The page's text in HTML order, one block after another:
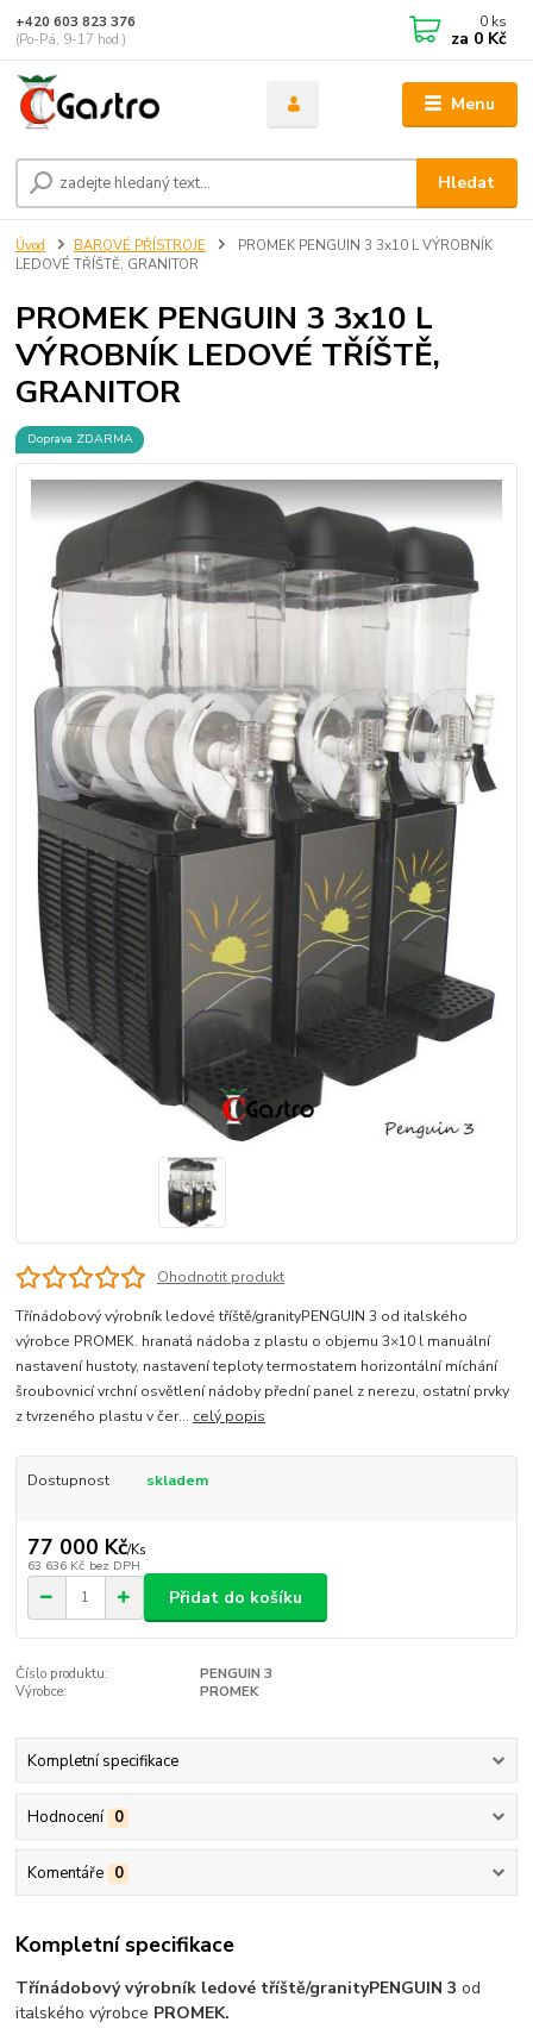
Menu
Hledat
+420 603 823 376
(Po-Pá, 9-17 hod.)
0 ks
za 0 Kč
Úvod BAROVÉ PŘÍSTROJE
PROMEK PENGUIN 3 3x10 L VÝROBNÍK
LEDOVÉ TŘÍŠTĚ, GRANITOR
PROMEK PENGUIN 3 3x10 L
VÝROBNÍK LEDOVÉ TŘÍŠTĚ,
GRANITOR
Doprava ZDARMA
Ohodnotit produkt
Třínádobový výrobník ledové tříště/granity­PENGUIN 3 od italského
výrobce PROMEK. hranatá nádoba z plastu o objemu 3×10 l manuální
nastavení hustoty, nastavení teploty termostatem horizontální míchání
šroubovnicí vrchní osvětlení nádoby přední panel z nerezu, ostatní prvky
z tvrzeného plastu v čer... celý popis
Dostupnost skladem
77 000 Kč/Ks
63 636 Kč bez DPH
Přidat do košíku
Číslo produktu:
PENGUIN 3
Výrobce:
PROMEK
Kompletní specifikace
Hodnocení 0
Komentáře 0
Kompletní specifikace
Třínádobový výrobník ledové tříště/granity­PENGUIN 3 od
italského výrobce PROMEK.